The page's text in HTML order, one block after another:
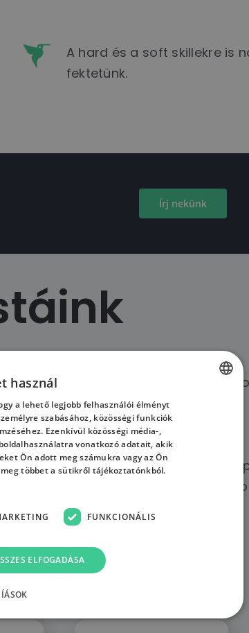
A hard és a soft skillekre is
fektetünk.
Írj nekünk
75%-uk stabilan beszél
Speciális technológiákban
Cloud Architekt, Go) is
Soft skilljeik is erősek.
használ
a lehető legjobb felhasználói élményt
szabásához, közösségi funkciók
Ezenkívül közösségi média-,
vonatkozó adatait, akik
Ön adott meg számukra vagy az Ön
többet a sütikről tájékoztatónkból.
FUNKCIONÁLIS
ELFOGADÁSA